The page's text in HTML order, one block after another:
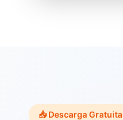
📥 Descarga Gratuita